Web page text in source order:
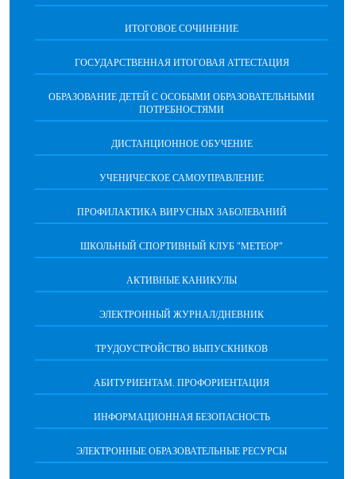
ИТОГОВОЕ СОЧИНЕНИЕ
ГОСУДАРСТВЕННАЯ ИТОГОВАЯ АТТЕСТАЦИЯ
ОБРАЗОВАНИЕ ДЕТЕЙ С ОСОБЫМИ ОБРАЗОВАТЕЛЬНЫМИ
ПОТРЕБНОСТЯМИ
ДИСТАНЦИОННОЕ ОБУЧЕНИЕ
УЧЕНИЧЕСКОЕ САМОУПРАВЛЕНИЕ
ПРОФИЛАКТИКА ВИРУСНЫХ ЗАБОЛЕВАНИЙ
ШКОЛЬНЫЙ СПОРТИВНЫЙ КЛУБ "МЕТЕОР"
АКТИВНЫЕ КАНИКУЛЫ
ЭЛЕКТРОННЫЙ ЖУРНАЛ/ДНЕВНИК
ТРУДОУСТРОЙСТВО ВЫПУСКНИКОВ
АБИТУРИЕНТАМ. ПРОФОРИЕНТАЦИЯ
ИНФОРМАЦИОННАЯ БЕЗОПАСНОСТЬ
ЭЛЕКТРОННЫЕ ОБРАЗОВАТЕЛЬНЫЕ РЕСУРСЫ